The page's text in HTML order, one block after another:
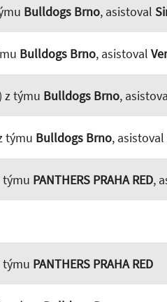
Bulldogs Brno, asistoval
Bulldogs Brno, asistoval
z týmu Bulldogs Brno,
týmu Bulldogs Brno, asistoval
týmu PANTHERS PRAHA RED,
týmu PANTHERS PRAHA RED